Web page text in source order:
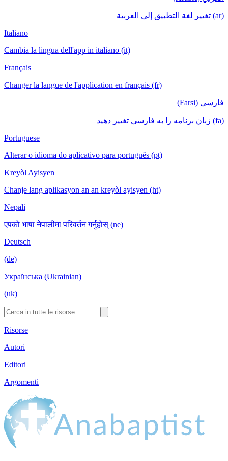
(ar) تغيير لغة التطبيق إلى العربية
Italiano
Cambia la lingua dell'app in italiano (it)
Français
Changer la langue de l'application en français (fr)
فارسی (Farsi)
(fa) زبان برنامه را به فارسی تغییر دهید
Portuguese
Alterar o idioma do aplicativo para português (pt)
Kreyòl Ayisyen
Chanje lang aplikasyon an an kreyòl ayisyen (ht)
Nepali
एपको भाषा नेपालीमा परिवर्तन गर्नुहोस् (ne)
Deutsch
(de)
Українська (Ukrainian)
(uk)
Risorse
Autori
Editori
Argomenti